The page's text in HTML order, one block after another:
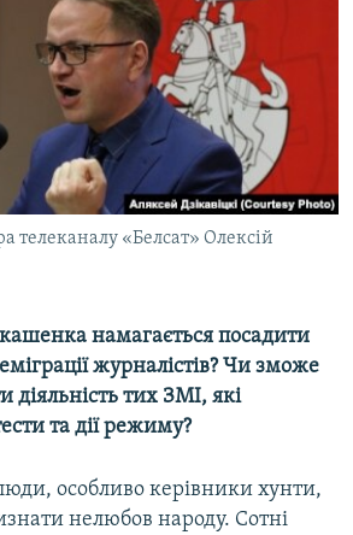
телеканалу «Белсат» Олексій
намагається посадити
журналістів? Чи зможе
тих ЗМІ, які
та дії режиму?
особливо керівники хунти,
нелюбов народу. Сотні